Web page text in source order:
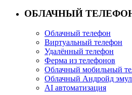
ОБЛАЧНЫЙ
Облачный телефон
Виртуальный телефон
Удалённый телефон
Ферма из телефонов
Облачный мобильный
Облачный Андройд
AI автоматизация